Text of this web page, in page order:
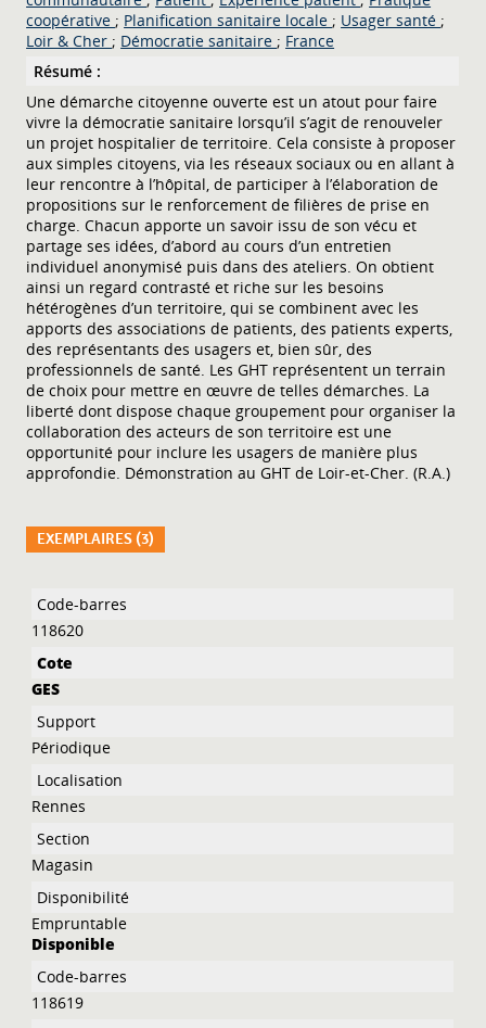
coopérative ; Planification sanitaire locale ; Usager santé ;
Loir & Cher ; Démocratie sanitaire ; France
Résumé :
Une démarche citoyenne ouverte est un atout pour faire
vivre la démocratie sanitaire lorsqu’il s’agit de renouveler
un projet hospitalier de territoire. Cela consiste à proposer
aux simples citoyens, via les réseaux sociaux ou en allant à
leur rencontre à l’hôpital, de participer à l’élaboration de
propositions sur le renforcement de filières de prise en
charge. Chacun apporte un savoir issu de son vécu et
partage ses idées, d’abord au cours d’un entretien
individuel anonymisé puis dans des ateliers. On obtient
ainsi un regard contrasté et riche sur les besoins
hétérogènes d’un territoire, qui se combinent avec les
apports des associations de patients, des patients experts,
des représentants des usagers et, bien sûr, des
professionnels de santé. Les GHT représentent un terrain
de choix pour mettre en œuvre de telles démarches. La
liberté dont dispose chaque groupement pour organiser la
collaboration des acteurs de son territoire est une
opportunité pour inclure les usagers de manière plus
approfondie. Démonstration au GHT de Loir-et-Cher. (R.A.)
EXEMPLAIRES (3)
Liste des exemplaires
118620
GES
Périodique
Rennes
Magasin
Empruntable
Disponible
118619